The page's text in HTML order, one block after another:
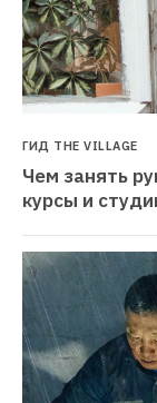
ГИД THE VILLAGE
Чем занять
курсы и